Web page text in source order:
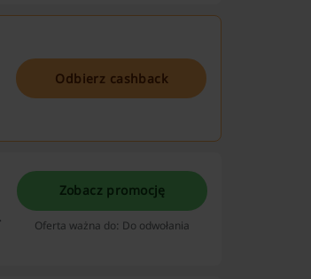
Odbierz cashback
Zobacz promocję
Oferta ważna do: Do odwołania